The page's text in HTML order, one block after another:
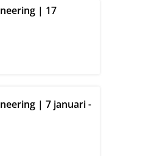
| 17
| 7 januari -